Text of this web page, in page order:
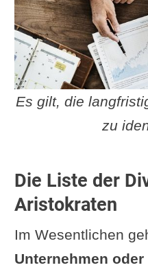
Es gilt, die
zu
Die Liste der
Aristokraten
Im Wesentlichen
Unternehmen